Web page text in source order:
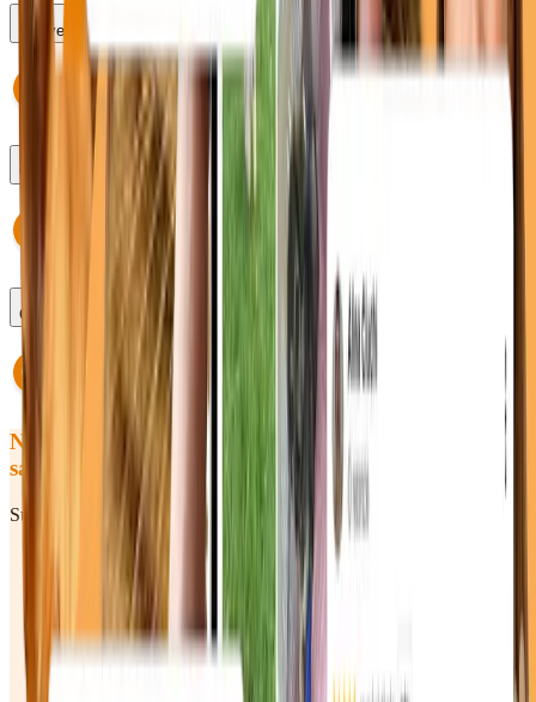
Pot veni fără programare?
Cum fac o programare?
Ce se întâmplă dacă întârzii?
Nu ai găsit răspunsul pe care îl căutai
sau încă ai întrebări? Hai să vorbim!
Sună-ne sau scrie-ne — răspundem rapid în timpul programului.